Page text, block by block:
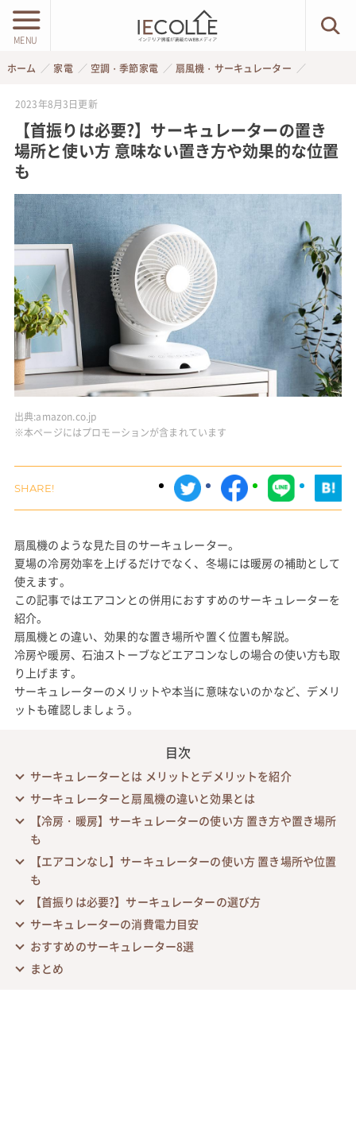
MENU
ホーム 家電 空調・季節家電 扇風機・サーキュレーター
2023年8月3日更新
【首振りは必要?】サーキュレーターの置き
場所と使い方 意味ない置き方や効果的な位置
も
出典:amazon.co.jp
※本ページにはプロモーションが含まれています
扇風機のような見た目のサーキュレーター。
夏場の冷房効率を上げるだけでなく、冬場には暖房の補助として
使えます。
この記事ではエアコンとの併用におすすめのサーキュレーターを
紹介。
扇風機との違い、効果的な置き場所や置く位置も解説。
冷房や暖房、石油ストーブなどエアコンなしの場合の使い方も取
り上げます。
サーキュレーターのメリットや本当に意味ないのかなど、デメリ
ットも確認しましょう。
目次
サーキュレーターとは メリットとデメリットを紹介
サーキュレーターと扇風機の違いと効果とは
【冷房・暖房】サーキュレーターの使い方 置き方や置き場所
も
【エアコンなし】サーキュレーターの使い方 置き場所や位置
も
【首振りは必要?】サーキュレーターの選び方
サーキュレーターの消費電力目安
おすすめのサーキュレーター8選
まとめ